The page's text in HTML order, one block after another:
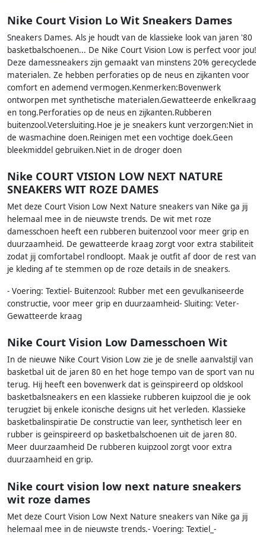
Nike Court Vision Lo Wit Sneakers Dames
Sneakers Dames. Als je houdt van de klassieke look van jaren '80
basketbalschoenen... De Nike Court Vision Low is perfect voor jou!
Deze damessneakers zijn gemaakt van minstens 20% gerecyclede
materialen. Ze hebben perforaties op de neus en zijkanten voor
comfort en ademend vermogen.Kenmerken:Bovenwerk
ontworpen met synthetische materialen.Gewatteerde enkelkraag
en tong.Perforaties op de neus en zijkanten.Rubberen
buitenzool.Vetersluiting.Hoe je je sneakers kunt verzorgen:Niet in
de wasmachine doen.Reinigen met een vochtige doek.Geen
bleekmiddel gebruiken.Niet in de droger doen
Nike COURT VISION LOW NEXT NATURE
SNEAKERS WIT ROZE DAMES
Met deze Court Vision Low Next Nature sneakers van Nike ga jij
helemaal mee in de nieuwste trends. De wit met roze
damesschoen heeft een rubberen buitenzool voor meer grip en
duurzaamheid. De gewatteerde kraag zorgt voor extra stabiliteit
zodat jij comfortabel rondloopt. Maak je outfit af door de rest van
je kleding af te stemmen op de roze details in de sneakers.
- Voering: Textiel- Buitenzool: Rubber met een gevulkaniseerde
constructie, voor meer grip en duurzaamheid- Sluiting: Veter-
Gewatteerde kraag
Nike Court Vision Low Damesschoen Wit
In de nieuwe Nike Court Vision Low zie je de snelle aanvalstijl van
basketbal uit de jaren 80 en het hoge tempo van de sport van nu
terug. Hij heeft een bovenwerk dat is geïnspireerd op oldskool
basketbalsneakers en een klassieke rubberen kuipzool die je ook
terugziet bij enkele iconische designs uit het verleden. Klassieke
basketbalinspiratie De constructie van leer, synthetisch leer en
rubber is geïnspireerd op basketbalschoenen uit de jaren 80.
Meer duurzaamheid De rubberen kuipzool zorgt voor extra
duurzaamheid en grip.
Nike court vision low next nature sneakers
wit roze dames
Met deze Court Vision Low Next Nature sneakers van Nike ga jij
helemaal mee in de nieuwste trends.- Voering: Textiel_-